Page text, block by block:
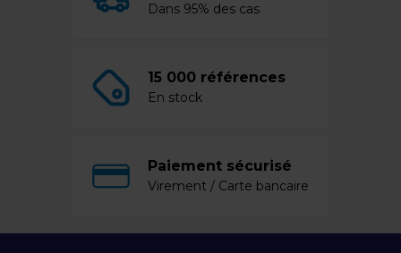
Dans 95% des cas
15 000 références
En stock
Paiement sécurisé
Virement / Carte bancaire